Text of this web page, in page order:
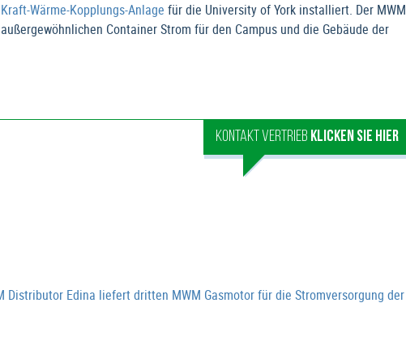
Kraft-Wärme-Kopplungs-Anlage für die University of York installiert. Der MWM
Container Strom für den Campus und die Gebäude der
KONTAKT VERTRIEB KLICKEN SIE HIER
Distributor Edina liefert dritten MWM Gasmotor für die Stromversorgung der